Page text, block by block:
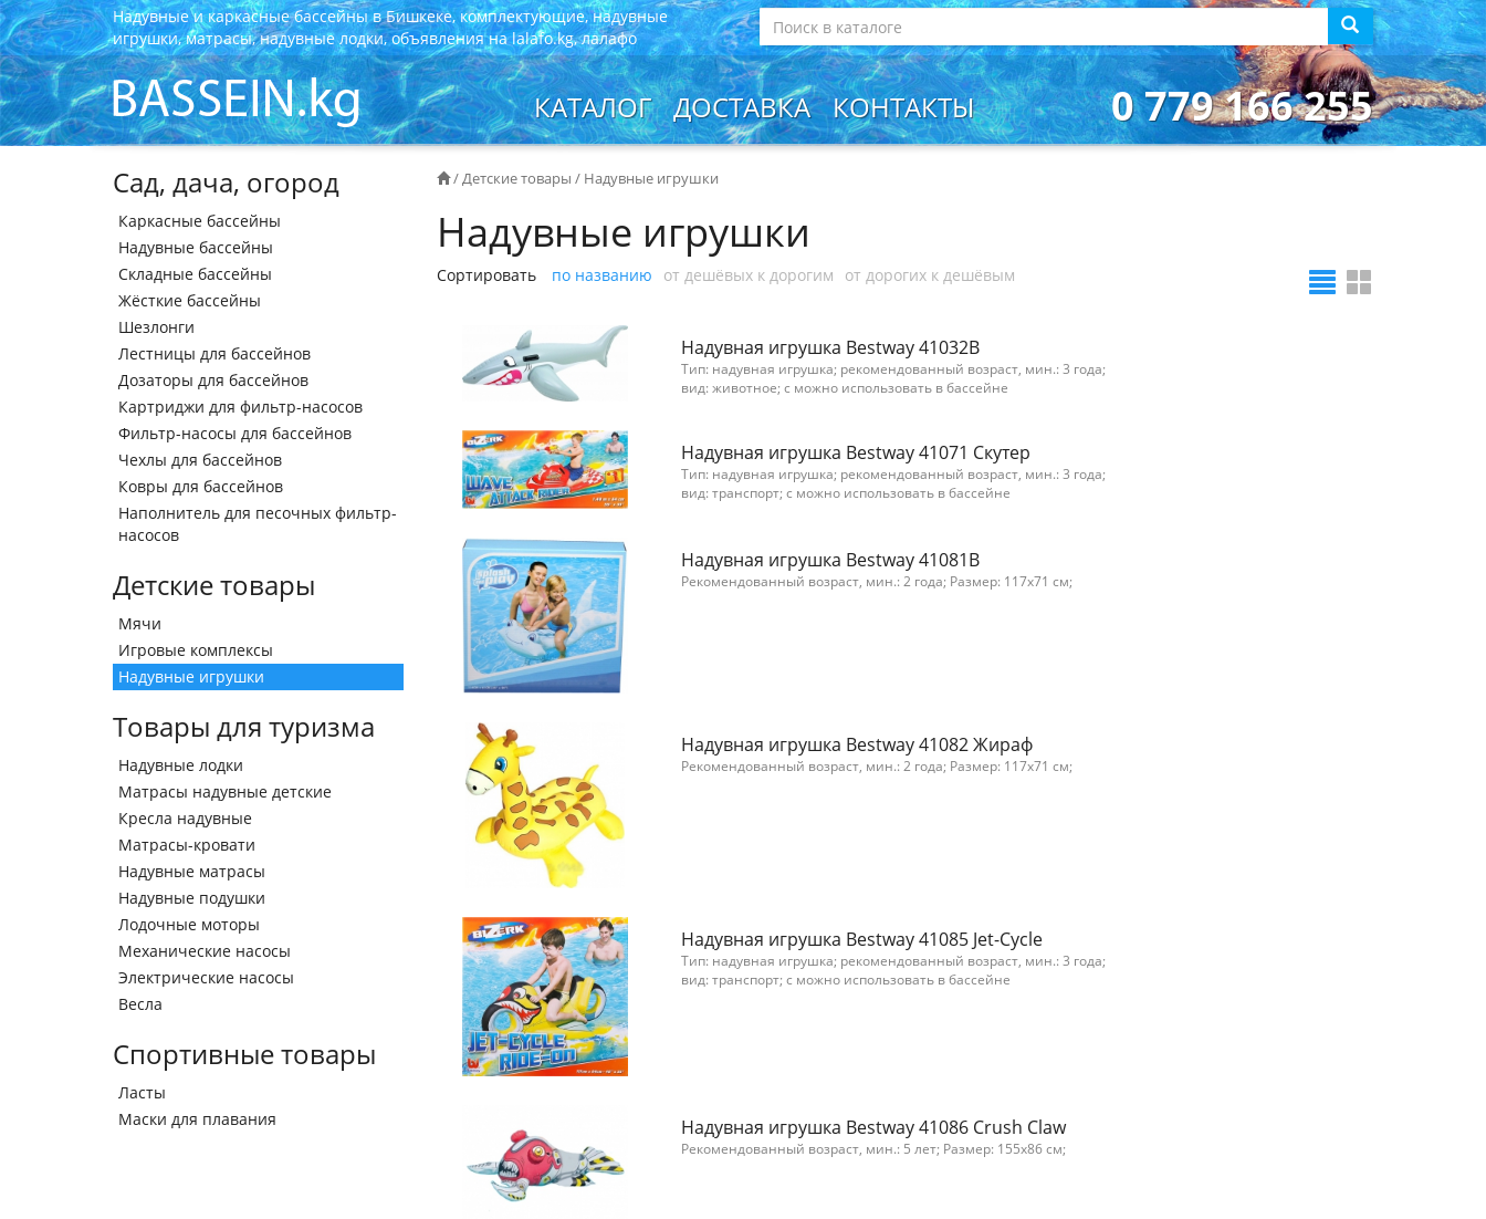
Надувные и каркасные бассейны в Бишкеке, комплектующие, надувные
игрушки, матрасы, надувные лодки, объявления на lalafo.kg, лалафо
КАТАЛОГ ДОСТАВКА КОНТАКТЫ 0 779 166 255
Сад, дача, огород
Каркасные бассейны
Надувные бассейны
Складные бассейны
Жёсткие бассейны
Шезлонги
Лестницы для бассейнов
Дозаторы для бассейнов
Картриджи для фильтр-насосов
Фильтр-насосы для бассейнов
Чехлы для бассейнов
Ковры для бассейнов
Наполнитель для песочных фильтр-
насосов
Детские товары
Мячи
Игровые комплексы
Надувные игрушки
Товары для туризма
Надувные лодки
Матрасы надувные детские
Кресла надувные
Матрасы-кровати
Надувные матрасы
Надувные подушки
Лодочные моторы
Механические насосы
Электрические насосы
Весла
Спортивные товары
Ласты
Маски для плавания
/Детские товары / Надувные игрушки
Надувные игрушки
Сортировать по названию от дешёвых к дорогим от дорогих к дешёвым
Надувная игрушка Bestway 41032B
Тип: надувная игрушка; рекомендованный возраст, мин.: 3 года;
вид: животное; с можно использовать в бассейне
Надувная игрушка Bestway 41071 Скутер
Тип: надувная игрушка; рекомендованный возраст, мин.: 3 года;
вид: транспорт; с можно использовать в бассейне
Надувная игрушка Bestway 41081В
Рекомендованный возраст, мин.: 2 года; Размер: 117x71 см;
Надувная игрушка Bestway 41082 Жираф
Рекомендованный возраст, мин.: 2 года; Размер: 117x71 см;
Надувная игрушка Bestway 41085 Jet-Cycle
Тип: надувная игрушка; рекомендованный возраст, мин.: 3 года;
вид: транспорт; с можно использовать в бассейне
Надувная игрушка Bestway 41086 Crush Claw
Рекомендованный возраст, мин.: 5 лет; Размер: 155x86 см;